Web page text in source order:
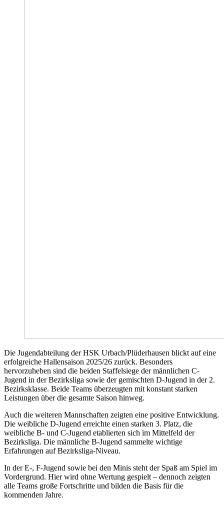
Die Jugendabteilung der HSK Urbach/Plüderhausen blickt auf eine
erfolgreiche Hallensaison 2025/26 zurück. Besonders
hervorzuheben sind die beiden Staffelsiege der männlichen C-
Jugend in der Bezirksliga sowie der gemischten D-Jugend in der 2.
Bezirksklasse. Beide Teams überzeugten mit konstant starken
Leistungen über die gesamte Saison hinweg.
Auch die weiteren Mannschaften zeigten eine positive Entwicklung.
Die weibliche D-Jugend erreichte einen starken 3. Platz, die
weibliche B- und C-Jugend etablierten sich im Mittelfeld der
Bezirksliga. Die männliche B-Jugend sammelte wichtige
Erfahrungen auf Bezirksliga-Niveau.
In der E-, F-Jugend sowie bei den Minis steht der Spaß am Spiel im
Vordergrund. Hier wird ohne Wertung gespielt – dennoch zeigten
alle Teams große Fortschritte und bilden die Basis für die
kommenden Jahre.